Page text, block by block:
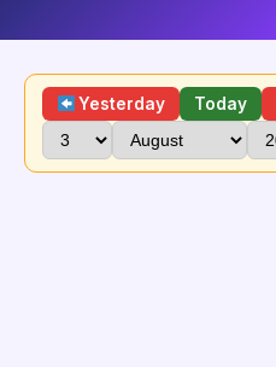
Yesterday Today